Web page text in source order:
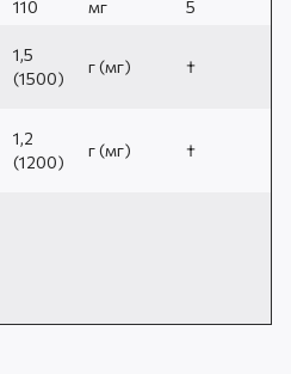
110 мг
5
1,5
(1500)
г (мг) †
1,2
(1200)
г (мг) †